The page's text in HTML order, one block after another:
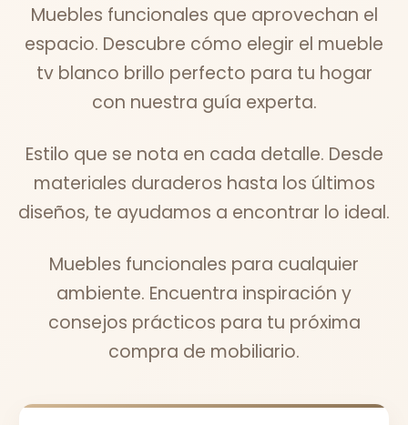
Muebles funcionales que aprovechan el
espacio. Descubre cómo elegir el mueble
tv blanco brillo perfecto para tu hogar
con nuestra guía experta.
Estilo que se nota en cada detalle. Desde
materiales duraderos hasta los últimos
diseños, te ayudamos a encontrar lo ideal.
Muebles funcionales para cualquier
ambiente. Encuentra inspiración y
consejos prácticos para tu próxima
compra de mobiliario.